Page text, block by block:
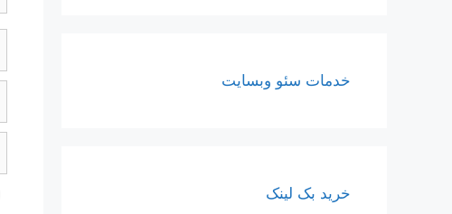
خدمات سئو وبسایت
خرید بک لینک